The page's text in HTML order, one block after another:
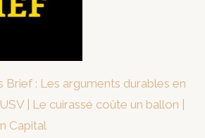
Brief : Les arguments durables en
| Le cuirassé coûte un ballon |
Capital